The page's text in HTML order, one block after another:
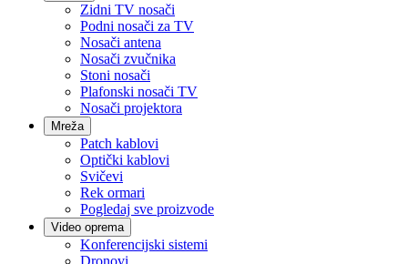
Zidni TV nosači
Podni nosači za TV
Nosači antena
Nosači zvučnika
Stoni nosači
Plafonski nosači TV
Nosači projektora
Mreža
Patch kablovi
Optički kablovi
Svičevi
Rek ormari
Pogledaj sve proizvode
Video oprema
Konferencijski sistemi
Dronovi